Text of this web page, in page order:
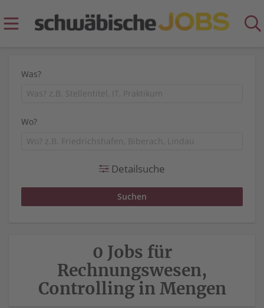
Was?
Wo?
Detailsuche
0 Jobs für
Rechnungswesen,
Controlling in Mengen